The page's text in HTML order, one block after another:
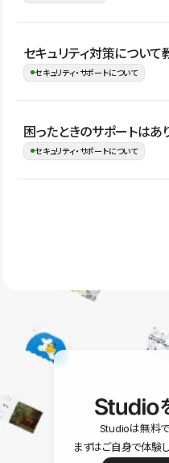
はい。CMSやコンポーネント
ことで、デザインを崩しにく
ながらレイアウトに影響を与
す。
セキュリティ対策について
セキュリティ・サポートについて
Studioでは、公開サイトやサ
の暗号化、データ保護、アク
はSSL/TLSによる通信暗号化
困ったときのサポートはあ
セキュリティ・サポートについて
操作方法や機能については、
ユーザー同士で質問・相談で
Studioは無料で
まずはご自身で体験